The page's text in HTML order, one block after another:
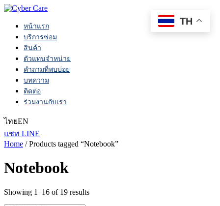
หน้าแรก
บริการซ่อม
สินค้า
ตัวแทนจำหน่าย
คำถามที่พบบ่อย
บทความ
ติดต่อ
ร่วมงานกับเรา
ไทยEN
แชท LINE
Home / Products tagged “Notebook”
Notebook
Showing 1–16 of 19 results
TH